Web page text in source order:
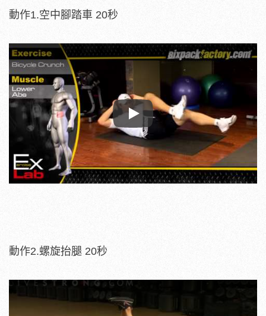
動作1.空中腳踏車 20秒
Play
動作2.螺旋抬腿 20秒